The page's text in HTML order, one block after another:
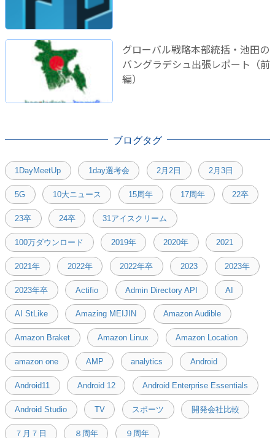
グローバル戦略本部統括・池田の
バングラデシュ出張レポート（前
編）
ブログタグ
1DayMeetUp 1day選考会 2月2日 2月3日
5G 10大ニュース 15周年 17周年 22卒
23卒 24卒 31アイスクリーム
100万ダウンロード 2019年 2020年 2021
2021年 2022年 2022年卒 2023 2023年
2023年卒 Actifio Admin Directory API AI
AI StLike Amazing MEIJIN Amazon Audible
Amazon Braket Amazon Linux Amazon Location
amazon one AMP analytics Android
Android11 Android 12 Android Enterprise Essentials
Android Studio TV スポーツ 開発会社比較
７月７日 ８周年 ９周年